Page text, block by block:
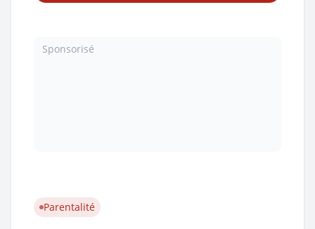
Sponsorisé
Parentalité